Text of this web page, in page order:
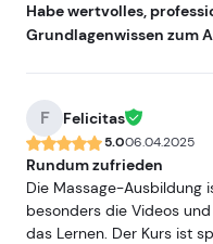
Habe wertvolles,
Grundlagenwissen zum
F Felicitas
5.006.04.2025
Rundum zufrieden
Die Massage-Ausbildung
besonders die Videos
das Lernen. Der Kurs ist